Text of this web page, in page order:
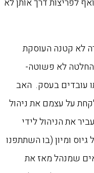
לפריצות דרך אותן לא
לא קטנה העוסקת
החלטה לא פשוטה-
עובדים בעסק. האב
על עצמם את ניהול
את הניהול לידי
ומיון (בו השתתפנו
שמנהל מאז את